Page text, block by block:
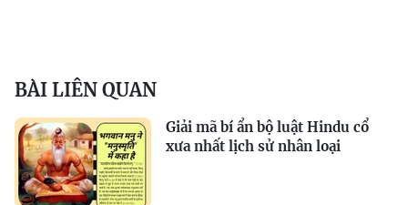
BÀI LIÊN QUAN
Giải mã bí ẩn bộ luật Hindu cổ
xưa nhất lịch sử nhân loại